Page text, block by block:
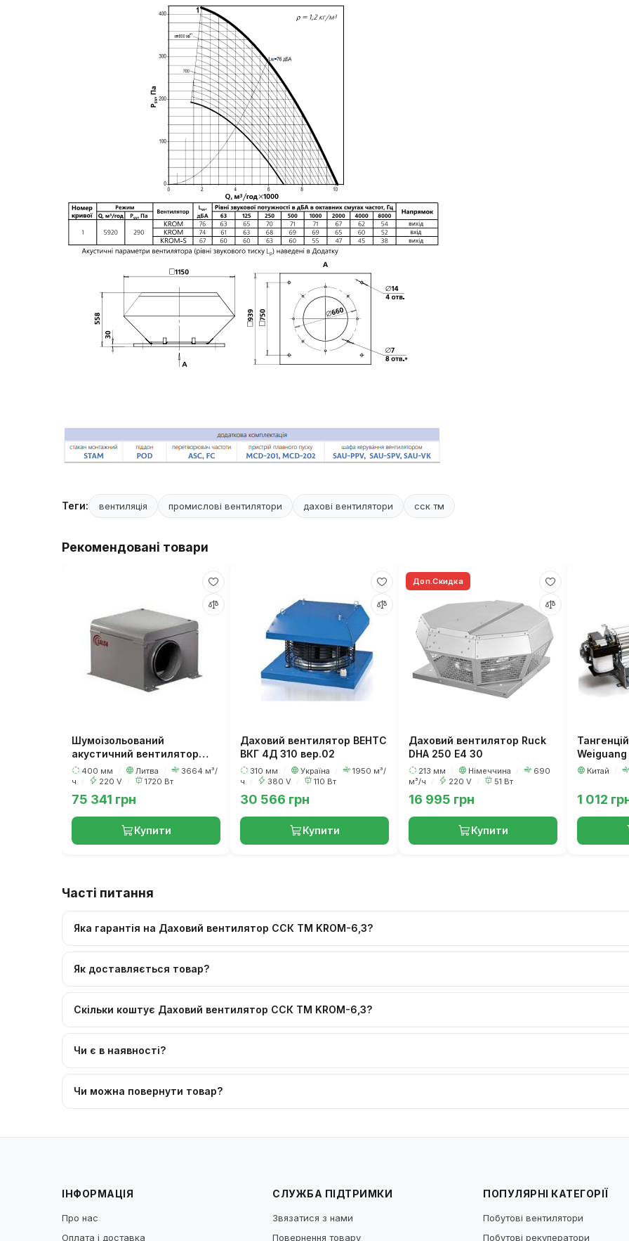
Теги: вентиляція промислові вентилятори дахові вентилятори сск тм
Рекомендовані товари
Шумоізольований
акустичний вентилятор
Salda AKU 400 D
400 мм Литва
3664 м³/
ч
220 V 1720 Вт
75 341 грн
Купити
Даховий вентилятор ВЕНТС
ВКГ 4Д 310 вер.02
310 мм Україна
1950 м³/
ч
380 V 110 Вт
30 566 грн
Купити
Доп.Скидка
Даховий вентилятор Ruck
DHA 250 E4 30
213 мм Німеччина
690
м³/ч
220 V 51 Вт
16 995 грн
Купити
Китай
1 012
Часті питання
Яка гарантія на Даховий вентилятор ССК ТМ KROM-6,3?
Як доставляється товар?
Скільки коштує Даховий вентилятор ССК ТМ KROM-6,3?
Чи є в наявності?
Чи можна повернути товар?
ІНФОРМАЦІЯ
Про нас
Оплата і доставка
СЛУЖБА ПІДТРИМКИ
Звязатися з нами
Повернення товару
ПОПУЛЯРНІ КАТЕГОРІЇ
Побутові вентилятори
Побутові рекуператори